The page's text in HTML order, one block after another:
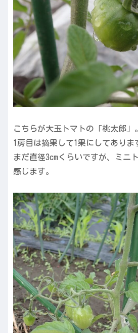
こちらが大玉トマトの「桃太郎」。
1房目は摘果して1果にしてありま
まだ直径3cmくらいですが、ミニ
感じます。